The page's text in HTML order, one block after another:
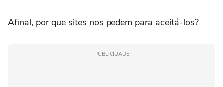
Afinal, por que sites nos pedem para aceitá-los?
PUBLICIDADE